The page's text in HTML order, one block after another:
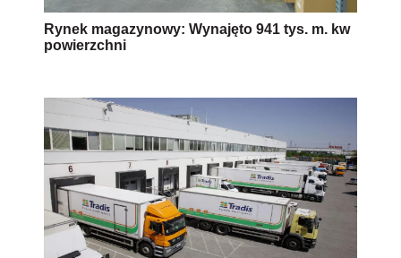
Rynek magazynowy: Wynajęto 941 tys. m. kw
powierzchni